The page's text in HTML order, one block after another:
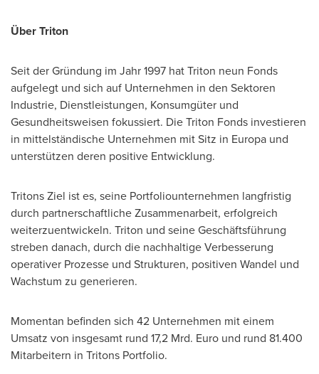
Über Triton
Seit der Gründung im Jahr 1997 hat Triton neun Fonds
aufgelegt und sich auf Unternehmen in den Sektoren
Industrie, Dienstleistungen, Konsumgüter und
Gesundheitsweisen fokussiert. Die Triton Fonds investieren
in mittelständische Unternehmen mit Sitz in Europa und
unterstützen deren positive Entwicklung.
Tritons Ziel ist es, seine Portfoliounternehmen langfristig
durch partnerschaftliche Zusammenarbeit, erfolgreich
weiterzuentwickeln. Triton und seine Geschäftsführung
streben danach, durch die nachhaltige Verbesserung
operativer Prozesse und Strukturen, positiven Wandel und
Wachstum zu generieren.
Momentan befinden sich 42 Unternehmen mit einem
Umsatz von insgesamt rund 17,2 Mrd. Euro und rund 81.400
Mitarbeitern in Tritons Portfolio.